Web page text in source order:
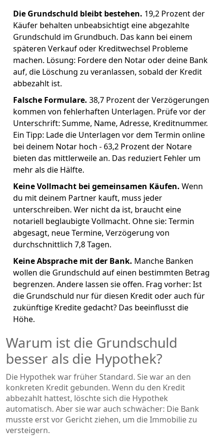
Die Grundschuld bleibt bestehen. 19,2 Prozent der
Käufer behalten unbeabsichtigt eine abgezahlte
Grundschuld im Grundbuch. Das kann bei einem
späteren Verkauf oder Kreditwechsel Probleme
machen. Lösung: Fordere den Notar oder deine Bank
auf, die Löschung zu veranlassen, sobald der Kredit
abbezahlt ist.
Falsche Formulare. 38,7 Prozent der Verzögerungen
kommen von fehlerhaften Unterlagen. Prüfe vor der
Unterschrift: Summe, Name, Adresse, Kreditnummer.
Ein Tipp: Lade die Unterlagen vor dem Termin online
bei deinem Notar hoch - 63,2 Prozent der Notare
bieten das mittlerweile an. Das reduziert Fehler um
mehr als die Hälfte.
Keine Vollmacht bei gemeinsamen Käufen. Wenn
du mit deinem Partner kauft, muss jeder
unterschreiben. Wer nicht da ist, braucht eine
notariell beglaubigte Vollmacht. Ohne sie: Termin
abgesagt, neue Termine, Verzögerung von
durchschnittlich 7,8 Tagen.
Keine Absprache mit der Bank. Manche Banken
wollen die Grundschuld auf einen bestimmten Betrag
begrenzen. Andere lassen sie offen. Frag vorher: Ist
die Grundschuld nur für diesen Kredit oder auch für
zukünftige Kredite gedacht? Das beeinflusst die
Höhe.
Warum ist die Grundschuld
besser als die Hypothek?
Die Hypothek war früher Standard. Sie war an den
konkreten Kredit gebunden. Wenn du den Kredit
abbezahlt hattest, löschte sich die Hypothek
automatisch. Aber sie war auch schwächer: Die Bank
musste erst vor Gericht ziehen, um die Immobilie zu
versteigern.